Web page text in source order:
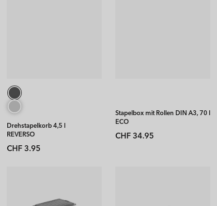
Drehstapelkorb 4,5 l
REVERSO
Normaler
CHF 3.95
Stapelbox mit Rollen DIN A3, 70 l
ECO
Normaler
CHF 34.95